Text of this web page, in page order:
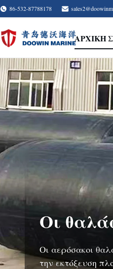
86-532-87788178
ΑΡΧΙΚΉ
Οι
Οι αερόσακοι
την εκτόξευση